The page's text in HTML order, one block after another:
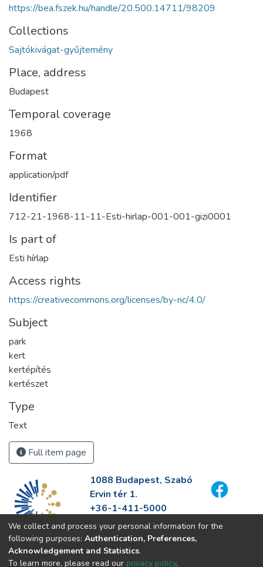
https://bea.fszek.hu/handle/20.500.14711/98209
Collections
Sajtókivágat-gyűjtemény
Place, address
Budapest
Temporal coverage
1968
Format
application/pdf
Identifier
712-21-1968-11-11-Esti-hirlap-001-001-gizi0001
Is part of
Esti hírlap
Access rights
https://creativecommons.org/licenses/by-nc/4.0/
Subject
park
kert
kertépítés
kertészet
Type
Text
Full item page
1088 Budapest, Szabó
Ervin tér 1.
+36-1-411-5000
info@fszek.hu
https://fszek.hu
We collect and process your personal information for the
following purposes: Authentication, Preferences,
Acknowledgement and Statistics.
To learn more, please read our privacy policy.